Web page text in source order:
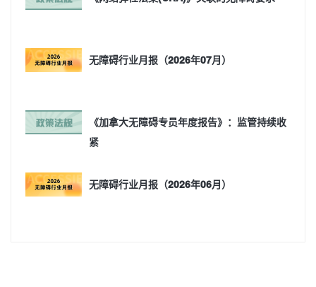
无障碍行业月报（2026年07月）
《加拿大无障碍专员年度报告》：监管持续收
紧
无障碍行业月报（2026年06月）